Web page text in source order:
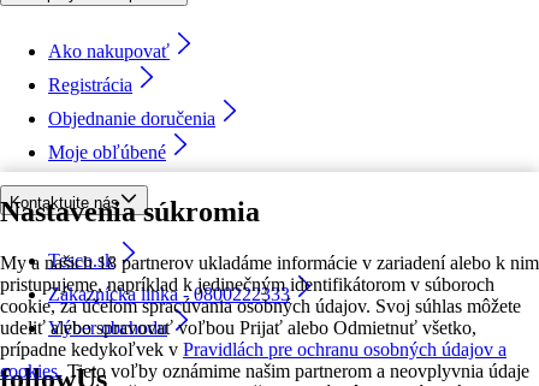
Nastavenia súkromia
My a našich 18 partnerov ukladáme informácie v zariadení alebo k nim
pristupujeme, napríklad k jedinečným identifikátorom v súboroch
cookie, za účelom spracúvania osobných údajov. Svoj súhlas môžete
udeliť alebo spravovať voľbou Prijať alebo Odmietnuť všetko,
prípadne kedykoľvek v Pravidlách pre ochranu osobných údajov a
cookies. Tieto voľby oznámime našim partnerom a neovplyvnia údaje
Ako nakupovať
Registrácia
Objednanie doručenia
Moje obľúbené
Kontaktujte nás
Tesco.sk
Zákaznícka linka - 0800222333
Výber obchodu
followUs